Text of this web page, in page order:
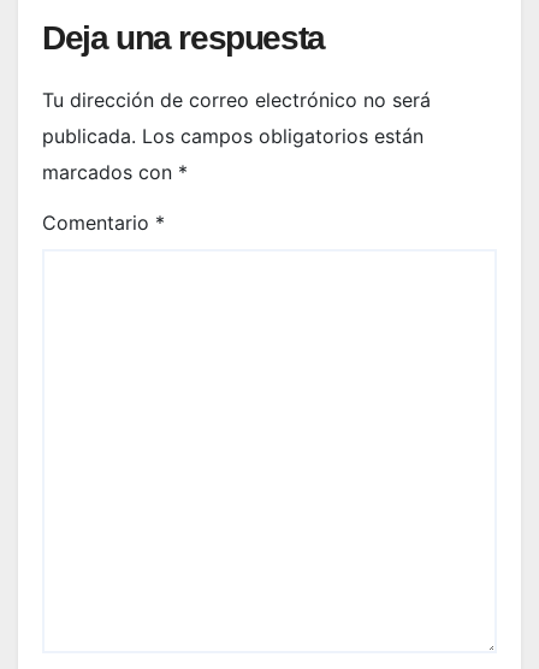
Deja una respuesta
Tu dirección de correo electrónico no será
publicada. Los campos obligatorios están
marcados con *
Comentario *